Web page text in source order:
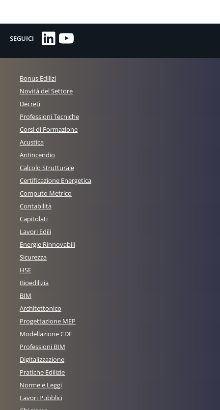
SEGUICI LinkedIn
YouTube
Bonus Edilizi
Novità del Settore
Decreti
Professioni Tecniche
Corsi di Formazione
Acustica
Antincendio
Calcolo Strutturale
Certificazione Energetica
Computo Metrico
Contabilità
Capitolati
Lavori Edili
Energie Rinnovabili
Sicurezza
HSE
Bioedilizia
BIM
Architettonico
Progettazione MEP
Modellazione CDE
Professioni BIM
Digitalizzazione
Pratiche Edilizie
Norme e Leggi
Lavori Pubblici